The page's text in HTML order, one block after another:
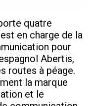
quatre
en charge de la
pour
Abertis,
routes à péage.
la marque
et le